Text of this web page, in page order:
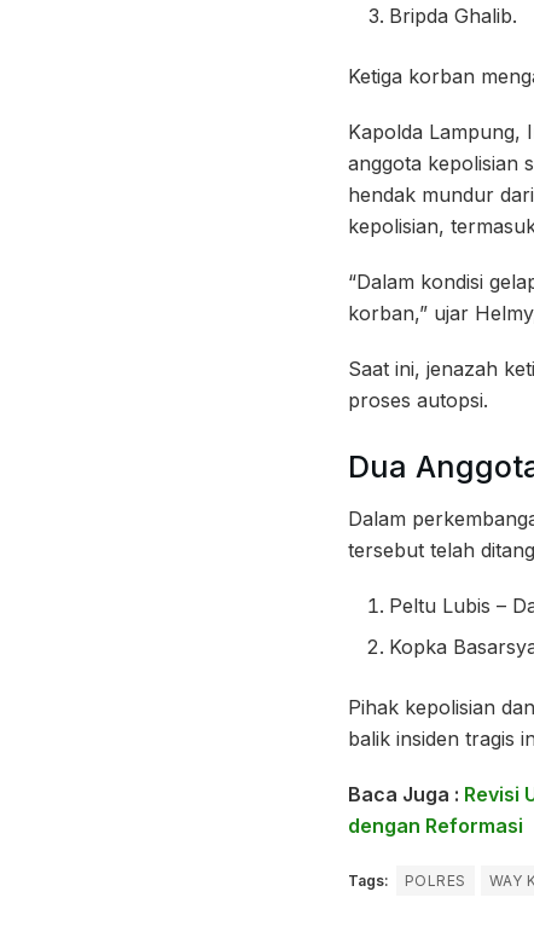
Bripda Ghalib.
Ketiga korban
Kapolda Lampung,
anggota kepolisian
hendak mundur
kepolisian,
“Dalam kondisi
korban,” ujar
Saat ini, jenazah
proses autopsi.
Dua
Dalam
tersebut telah
Peltu Lubis –
Kopka
Pihak kepolisian
balik insiden tragis
Baca Juga : Revisi
dengan Reformasi
Tags: POLRES WAY